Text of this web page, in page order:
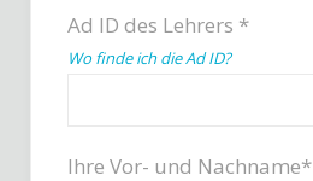
Ad ID des Lehrers *
Wo finde ich die Ad ID?
Ihre Vor- und Nachname*